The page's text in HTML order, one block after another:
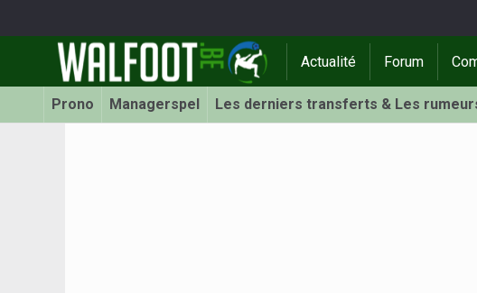
Actualité Forum
Prono Managerspel Les derniers transferts & Les